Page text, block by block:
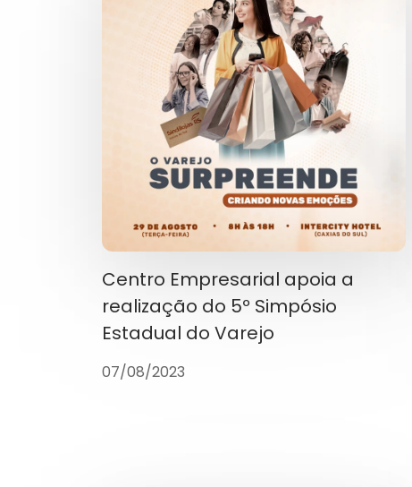
Centro Empresarial apoia a
realização do 5º Simpósio
Estadual do Varejo
07/08/2023